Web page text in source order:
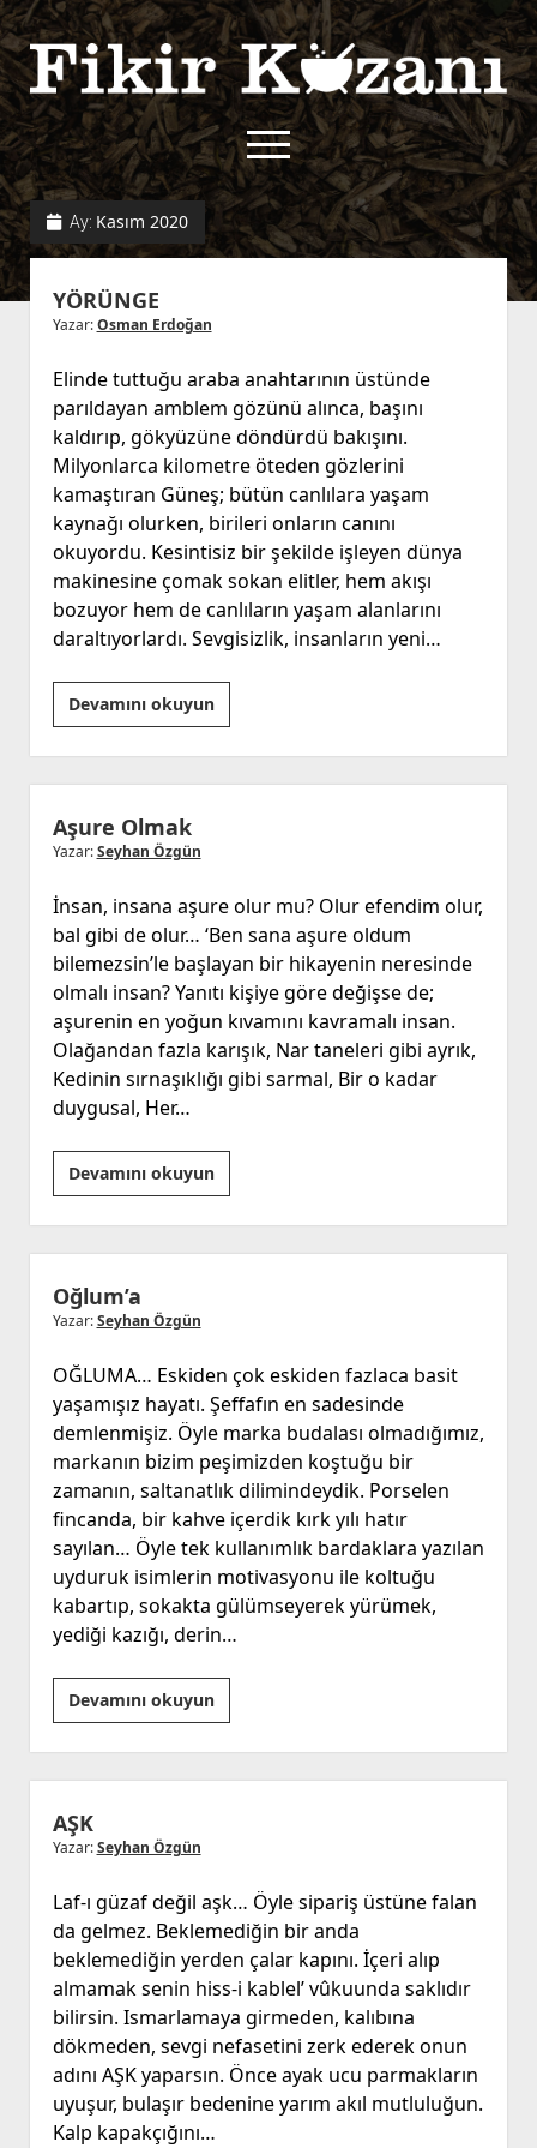
Fikir
Kazanı
menüyü
aç
twitterfacebook
rss
Çerez Politikası
İletişim
Ay: Kasım 2020
YÖRÜNGE
Yazar:Osman Erdoğan
Elinde tuttuğu araba anahtarının üstünde
parıldayan amblem gözünü alınca, başını
kaldırıp, gökyüzüne döndürdü bakışını.
Milyonlarca kilometre öteden gözlerini
kamaştıran Güneş; bütün canlılara yaşam
kaynağı olurken, birileri onların canını
okuyordu. Kesintisiz bir şekilde işleyen dünya
makinesine çomak sokan elitler, hem akışı
bozuyor hem de canlıların yaşam alanlarını
daraltıyorlardı. Sevgisizlik, insanların yeni…
Devamını okuyunYÖRÜNGE
Aşure Olmak
Yazar:Seyhan Özgün
İnsan, insana aşure olur mu? Olur efendim olur,
bal gibi de olur… ‘Ben sana aşure oldum
bilemezsin’le başlayan bir hikayenin neresinde
olmalı insan? Yanıtı kişiye göre değişse de;
aşurenin en yoğun kıvamını kavramalı insan.
Olağandan fazla karışık, Nar taneleri gibi ayrık,
Kedinin sırnaşıklığı gibi sarmal, Bir o kadar
duygusal, Her…
Devamını okuyunAşure
Olmak
Oğlum’a
Yazar:Seyhan Özgün
OĞLUMA… Eskiden çok eskiden fazlaca basit
yaşamışız hayatı. Şeffafın en sadesinde
demlenmişiz. Öyle marka budalası olmadığımız,
markanın bizim peşimizden koştuğu bir
zamanın, saltanatlık dilimindeydik. Porselen
fincanda, bir kahve içerdik kırk yılı hatır
sayılan… Öyle tek kullanımlık bardaklara yazılan
uyduruk isimlerin motivasyonu ile koltuğu
kabartıp, sokakta gülümseyerek yürümek,
yediği kazığı, derin…
Devamını okuyunOğlum’a
AŞK
Yazar:Seyhan Özgün
Laf-ı güzaf değil aşk… Öyle sipariş üstüne falan
da gelmez. Beklemediğin bir anda
beklemediğin yerden çalar kapını. İçeri alıp
almamak senin hiss-i kablel’ vûkuunda saklıdır
bilirsin. Ismarlamaya girmeden, kalıbına
dökmeden, sevgi nefasetini zerk ederek onun
adını AŞK yaparsın. Önce ayak ucu parmakların
uyuşur, bulaşır bedenine yarım akıl mutluluğun.
Kalp kapakçığını…